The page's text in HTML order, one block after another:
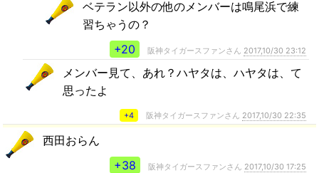
ベテラン以外の他のメンバーは鳴尾浜で練
習ちゃうの？
+20
阪神タイガースファンさん 2017,10/30 23:12
メンバー見て、あれ？ハヤタは、ハヤタは、て
思ったよ
+4 阪神タイガースファンさん 2017,10/30 22:35
西田おらん
+38
阪神タイガースファンさん 2017,10/30 17:25